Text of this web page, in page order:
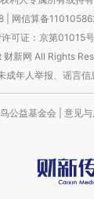
网信算备
可证：京第01015号
新网 All Rights
成年人举报、谣
公益基金会 意见与